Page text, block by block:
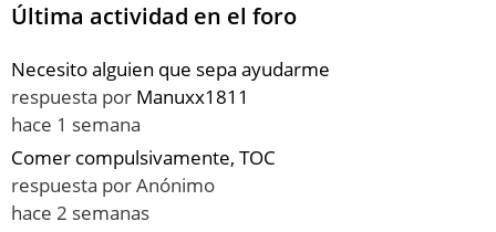
Última actividad en el foro
Necesito alguien que sepa ayudarme
respuesta por Manuxx1811
hace 1 semana
Comer compulsivamente, TOC
respuesta porAnónimo
hace 2 semanas